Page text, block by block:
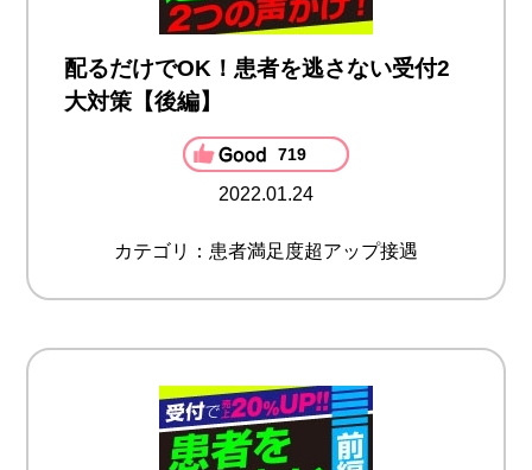
配るだけでOK！患者を逃さない受付2
大対策【後編】
719
2022.01.24
カテゴリ：患者満足度超アップ接遇